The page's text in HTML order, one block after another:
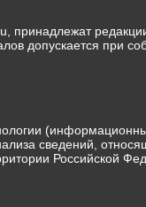
принадлежат
допускается при
сведений,
Российской